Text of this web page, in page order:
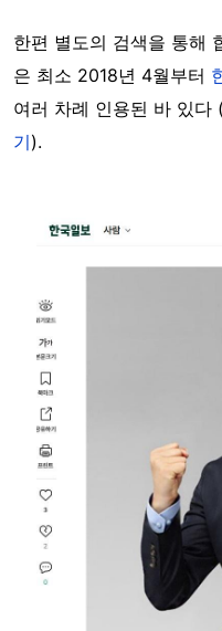
한편 별도의 검색을 통해
은 최소 2018년 4월부터
여러 차례 인용된 바 있다
기).
Image